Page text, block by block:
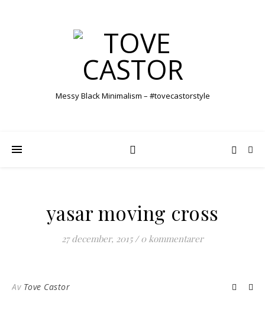
Messy Black Minimalism – #tovecastorstyle
yasar moving cross
27 december, 2015 / 0 kommentarer
Av Tove Castor